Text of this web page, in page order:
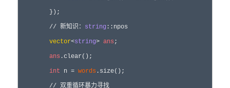
        });
        // 新知识：
string ::npos
vector<string> ans ;
ans .clear();
int n = words .size();
        // 双重循环暴力寻找